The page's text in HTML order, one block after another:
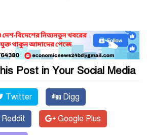
Post in Your Social Media
Twitter Digg
Reddit Google Plus